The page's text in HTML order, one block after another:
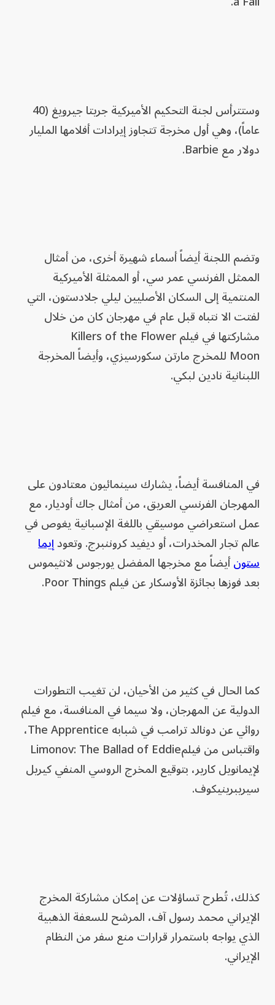
وستترأس لجنة التحكيم الأميركية جريتا جيرويغ (40
عاماً)، وهي أول مخرجة تتجاوز إيرادات أفلامها المليار
دولار مع Barbie.
وتضم اللجنة أيضاً أسماء شهيرة أخرى، من أمثال
الممثل الفرنسي عمر سي، أو الممثلة الأميركية
المنتمية إلى السكان الأصليين ليلي جلادستون، التي
لفتت الا نتباه قبل عام في مهرجان كان من خلال
مشاركتها في فيلم Killers of the Flower
Moon للمخرج مارتن سكورسيزي، وأيضاً المخرجة
اللبنانية نادين لبكي.
في المنافسة أيضاً، يشارك سينمائيون معتادون على
المهرجان الفرنسي العريق، من أمثال جاك أوديار، مع
عمل استعراضي موسيقي باللغة الإسبانية يغوص في
عالم تجار المخدرات، أو ديفيد كروننبرج. وتعودإيما
ستونأيضاً مع مخرجها المفضل يورجوس لانثيموس
بعد فوزها بجائزة الأوسكار عن فيلم Poor Things.
كما الحال في كثير من الأحيان، لن تغيب التطورات
الدولية عن المهرجان، ولا سيما في المنافسة، مع فيلم
روائي عن دونالد ترامب في شبابه The Apprentice،
واقتباس من فيلمLimonov: The Ballad of Eddie
لإيمانويل كارير، بتوقيع المخرج الروسي المنفي كيريل
سيريبرينيكوف.
كذلك، تُطرح تساؤلات عن إمكان مشاركة المخرج
الإيراني محمد رسول آف، المرشح للسعفة الذهبية
الذي يواجه باستمرار قرارات منع سفر من النظام
الإيراني.